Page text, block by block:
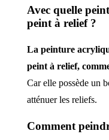
Avec quelle
peint à relief ?
La peinture
peint à relief,
Car elle possède un
atténuer les reliefs.
Comment